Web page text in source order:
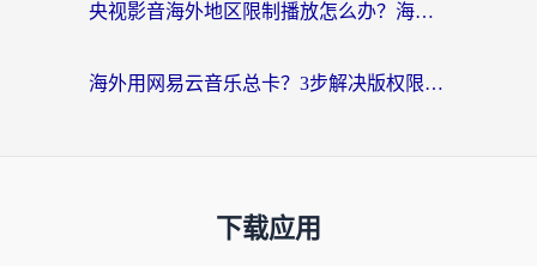
央视影音海外地区限制播放怎么办？海外党亲测有效的回国加速指南
海外用网易云音乐总卡？3步解决版权限制+卡顿，还能听喜马拉雅！
下载应用